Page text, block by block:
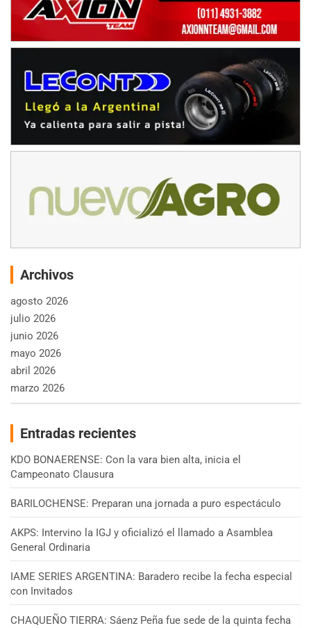
Archivos
agosto 2026
julio 2026
junio 2026
mayo 2026
abril 2026
marzo 2026
Entradas recientes
KDO BONAERENSE: Con la vara bien alta, inicia el
Campeonato Clausura
BARILOCHENSE: Preparan una jornada a puro espectáculo
AKPS: Intervino la IGJ y oficializó el llamado a Asamblea
General Ordinaria
IAME SERIES ARGENTINA: Baradero recibe la fecha especial
con Invitados
CHAQUEÑO TIERRA: Sáenz Peña fue sede de la quinta fecha